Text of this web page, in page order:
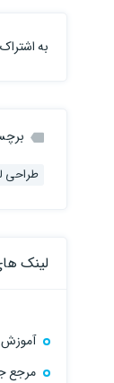
به
طراحی
لینک
مرجع